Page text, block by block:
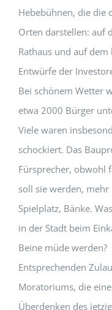
Hebebühnen, die die
Orten darstellen: auf
Rathaus und auf dem
Entwürfe der
Bei schönem Wetter
etwa 2000 Bürger
Viele waren
schockiert. Das
Fürsprecher, obwohl
soll sie werden, mehr
Spielplatz, Bänke.
in der Stadt beim
Beine müde werden?
Entsprechenden
Moratoriums, die
Überdenken des